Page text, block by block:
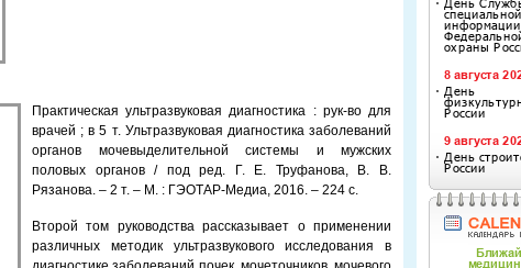
Практическая ультразвуковая диагностика : рук-во для
врачей ; в 5 т. Ультразвуковая диагностика заболеваний
органов мочевыделительной системы и мужских
половых органов / под ред. Г. Е. Труфанова, В. В.
Рязанова. – 2 т. – М. : ГЭОТАР-Медиа, 2016. – 224 с.
Второй том руководства рассказывает о применении
различных методик ультразвукового исследования в